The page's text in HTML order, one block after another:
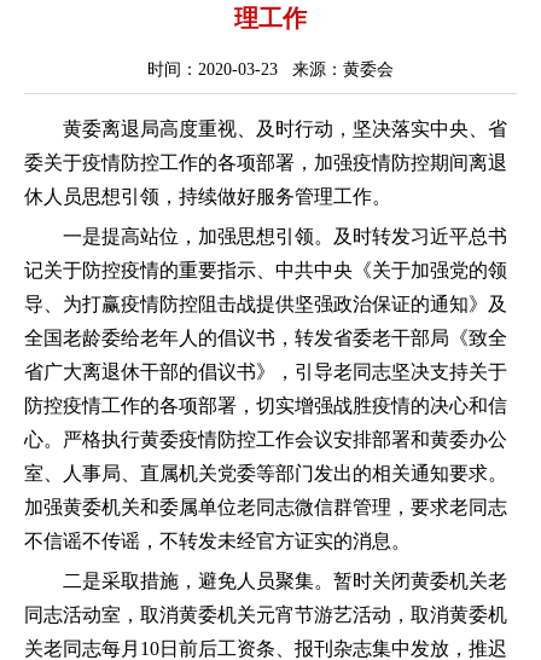
理工作
时间：2020-03-23 来源：黄委会
黄委离退局高度重视、及时行动，坚决落实中央、省
委关于疫情防控工作的各项部署，加强疫情防控期间离退
休人员思想引领，持续做好服务管理工作。
一是提高站位，加强思想引领。及时转发习近平总书
记关于防控疫情的重要指示、中共中央《关于加强党的领
导、为打赢疫情防控阻击战提供坚强政治保证的通知》及
全国老龄委给老年人的倡议书，转发省委老干部局《致全
省广大离退休干部的倡议书》，引导老同志坚决支持关于
防控疫情工作的各项部署，切实增强战胜疫情的决心和信
心。严格执行黄委疫情防控工作会议安排部署和黄委办公
室、人事局、直属机关党委等部门发出的相关通知要求。
加强黄委机关和委属单位老同志微信群管理，要求老同志
不信谣不传谣，不转发未经官方证实的消息。
二是采取措施，避免人员聚集。暂时关闭黄委机关老
同志活动室，取消黄委机关元宵节游艺活动，取消黄委机
关老同志每月10日前后工资条、报刊杂志集中发放，推迟